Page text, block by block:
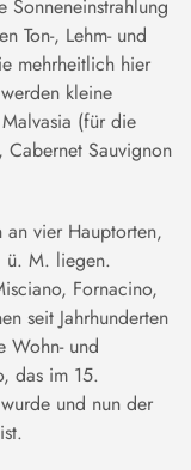
Ton-, Lehm- und
mehrheitlich hier
kleine
(für die
Cabernet Sauvignon
vier Hauptorten,
ü. M. liegen.
Fornacino,
seit Jahrhunderten
Wohn- und
das im 15.
und nun der